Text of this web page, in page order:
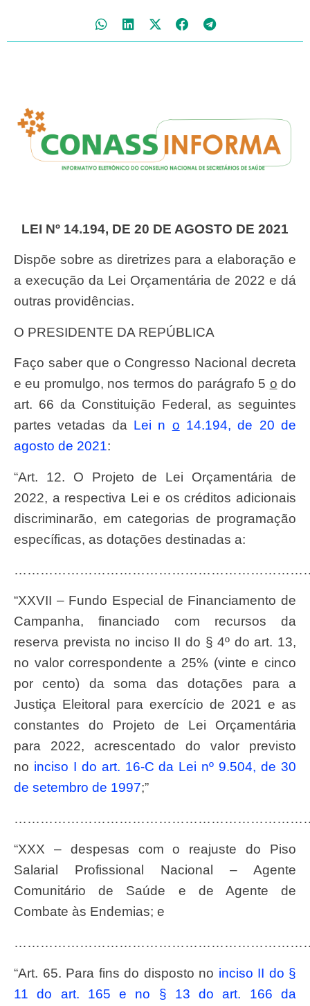
LEI Nº 14.194, DE 20 DE AGOSTO DE 2021
Dispõe sobre as diretrizes para a elaboração e
a execução da Lei Orçamentária de 2022 e dá
outras providências.
O PRESIDENTE DA REPÚBLICA
Faço saber que o Congresso Nacional decreta
e eu promulgo, nos termos do parágrafo 5 o do
art. 66 da Constituição Federal, as seguintes
partes vetadas da Lei n o 14.194, de 20 de
agosto de 2021:
“Art. 12. O Projeto de Lei Orçamentária de
2022, a respectiva Lei e os créditos adicionais
discriminarão, em categorias de programação
específicas, as dotações destinadas a:
“XXVII – Fundo Especial de Financiamento de
Campanha, financiado com recursos da
reserva prevista no inciso II do § 4º do art. 13,
no valor correspondente a 25% (vinte e cinco
por cento) da soma das dotações para a
Justiça Eleitoral para exercício de 2021 e as
constantes do Projeto de Lei Orçamentária
para 2022, acrescentado do valor previsto
no inciso I do art. 16-C da Lei nº 9.504, de 30
de setembro de 1997;”
“XXX – despesas com o reajuste do Piso
Salarial Profissional Nacional – Agente
Comunitário de Saúde e de Agente de
Combate às Endemias; e
“Art. 65. Para fins do disposto no inciso II do §
11 do art. 165 e no § 13 do art. 166 da